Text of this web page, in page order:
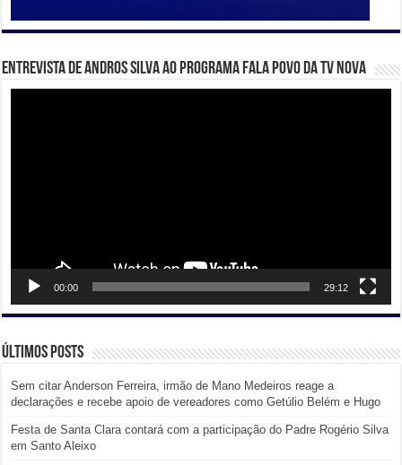
Entrevista de Andros Silva ao programa Fala Povo da TV Nova
00:00 29:12
Últimos posts
Sem citar Anderson Ferreira, irmão de Mano Medeiros reage a
declarações e recebe apoio de vereadores como Getúlio Belém e Hugo
Festa de Santa Clara contará com a participação do Padre Rogério Silva
em Santo Aleixo